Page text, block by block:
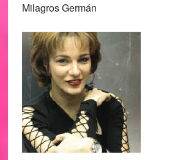
Milagros Germán